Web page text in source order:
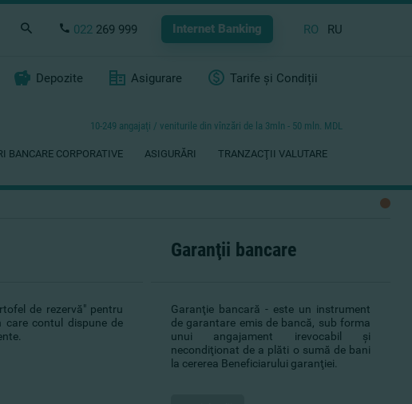
022 269 999 Internet Banking RO RU
Depozite Asigurare Tarife și Condiții
10-249 angajaţi / veniturile din vînzări de la 3mln - 50 mln. MDL
BANCARE CORPORATIVE ASIGURĂRI
TRANZACŢII VALUTARE
de rezervă" pentru
care contul dispune de
Garanţii bancare
Garanţie bancară - este un instrument
de garantare emis de bancă, sub forma
unui angajament irevocabil şi
necondiţionat de a plăti o sumă de bani
la cererea Beneficiarului garanţiei.